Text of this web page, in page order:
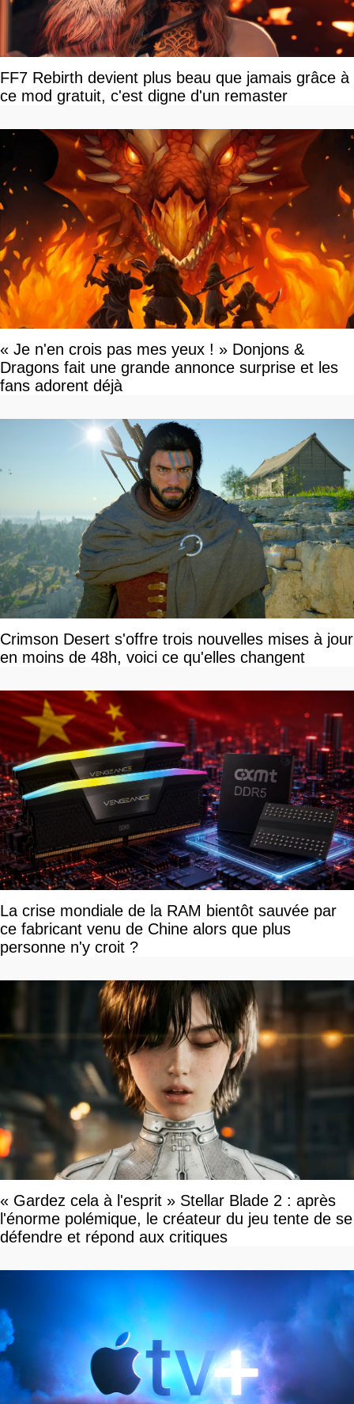
FF7 Rebirth devient plus beau que jamais grâce à
ce mod gratuit, c'est digne d'un remaster
« Je n'en crois pas mes yeux ! » Donjons &
Dragons fait une grande annonce surprise et les
fans adorent déjà
Crimson Desert s'offre trois nouvelles mises à jour
en moins de 48h, voici ce qu'elles changent
La crise mondiale de la RAM bientôt sauvée par
ce fabricant venu de Chine alors que plus
personne n'y croit ?
« Gardez cela à l'esprit » Stellar Blade 2 : après
l'énorme polémique, le créateur du jeu tente de se
défendre et répond aux critiques